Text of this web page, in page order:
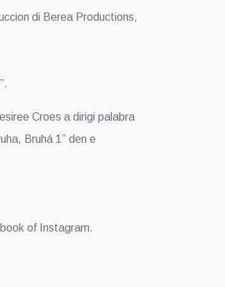
di Berea Productions,
Croes a dirigi palabra
Bruhá 1” den e
of Instagram.